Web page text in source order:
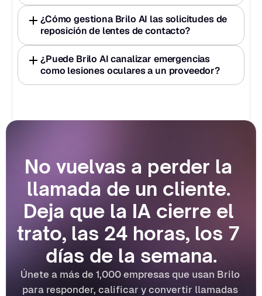
¿Cómo gestiona Brilo AI las solicitudes de
reposición de lentes de contacto?
¿Puede Brilo AI canalizar emergencias
como lesiones oculares a un proveedor?
No vuelvas a perder la
llamada de un cliente.
Deja que la IA cierre el
trato, las 24 horas, los 7
días de la semana.
Únete a más de 1,000 empresas que usan Brilo
para responder, calificar y convertir llamadas